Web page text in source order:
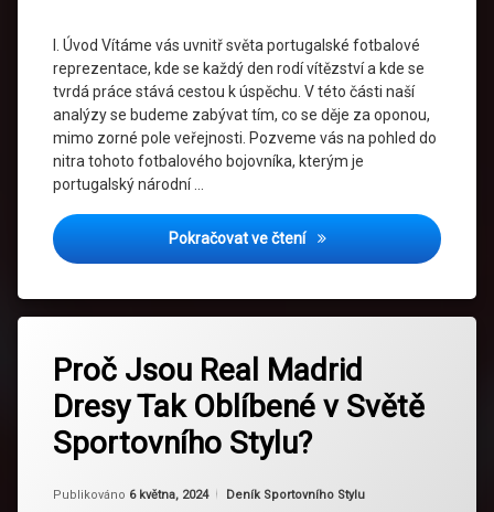
I. Úvod Vítáme vás uvnitř světa portugalské fotbalové
reprezentace, kde se každý den rodí vítězství a kde se
tvrdá práce stává cestou k úspěchu. V této části naší
analýzy se budeme zabývat tím, co se děje za oponou,
mimo zorné pole veřejnosti. Pozveme vás na pohled do
nitra tohoto fotbalového bojovníka, kterým je
portugalský národní …
Pokračovat ve čteníZa oponou: Tréninkový
Tréninkový
režim
Výživa
Proč Jsou Real Madrid
Dresy Tak Oblíbené v Světě
Sportovního Stylu?
Publikováno 6 května, 2024
Aktualizováno 10 března, 2025
Od Ruby
Kategorie:
Deník Sportovního Stylu
Dresy
komentář
na
Proč
Jsou
Real
Madrid
Tak